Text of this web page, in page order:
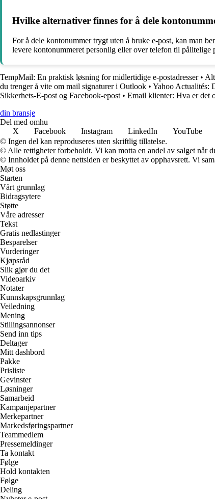
Hvilke alternativer finnes for å dele
For å dele kontonummer trygt uten å bruke e-post, kan man
levere kontonummeret personlig eller over telefon til
TempMail: En praktisk løsning for midlertidige e-postadresser•
du trenger å vite om mail signaturer i Outlook • Yahoo Actualités:
Sikkerhets-E-post og Facebook-epost • Email klienter: Hva er det
din bransje
Del med omhu
X
Facebook Instagram LinkedIn YouTube
© Ingen del kan reproduseres uten skriftlig tillatelse.
© Alle rettigheter forbeholdt. Vi kan motta en andel av salget når
© Innholdet på denne nettsiden er beskyttet av opphavsrett. Vi
Møt oss
Starten
Vårt grunnlag
Bidragsytere
Støtte
Våre adresser
Tekst
Gratis nedlastinger
Besparelser
Vurderinger
Kjøpsråd
Slik gjør du det
Videoarkiv
Notater
Kunnskapsgrunnlag
Veiledning
Mening
Stillingsannonser
Send inn tips
Deltager
Mitt dashbord
Pakke
Prisliste
Gevinster
Løsninger
Samarbeid
Kampanjepartner
Merkepartner
Markedsføringspartner
Teammedlem
Pressemeldinger
Ta kontakt
Følge
Hold kontakten
Følge
Deling